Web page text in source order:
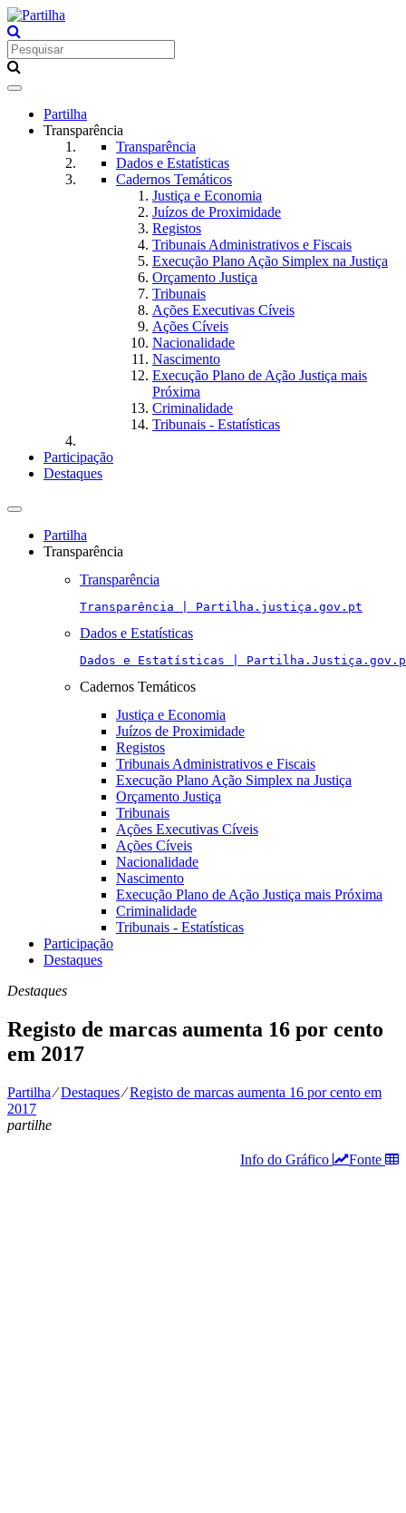
Toggle
navigationPartilha
Transparência
Transparência
Dados e Estatísticas
Cadernos Temáticos
Justiça e Economia
Juízos de Proximidade
Registos
Tribunais Administrativos e Fiscais
Execução Plano Ação Simplex na Justiça
Orçamento Justiça
Tribunais
Ações Executivas Cíveis
Ações Cíveis
Nacionalidade
Nascimento
Execução Plano de Ação Justiça mais
Próxima
Criminalidade
Tribunais - Estatísticas
Participação
Destaques
Toggle
navigationPartilha
Transparência
Transparência
Transparência | Partilha.justiça.gov.pt
Dados e Estatísticas
Dados e Estatísticas |
Cadernos Temáticos
Justiça e Economia
Juízos de Proximidade
Registos
Tribunais Administrativos e Fiscais
Execução Plano Ação Simplex na Justiça
Orçamento Justiça
Tribunais
Ações Executivas Cíveis
Ações Cíveis
Nacionalidade
Nascimento
Execução Plano de Ação Justiça mais Próxima
Criminalidade
Tribunais - Estatísticas
Participação
Destaques
Destaques
Registo de marcas aumenta 16 por cento
em 2017
Partilha⁄Destaques⁄Registo de marcas aumenta 16 por cento em
2017
partilhe
Fonte
Info do Gráfico